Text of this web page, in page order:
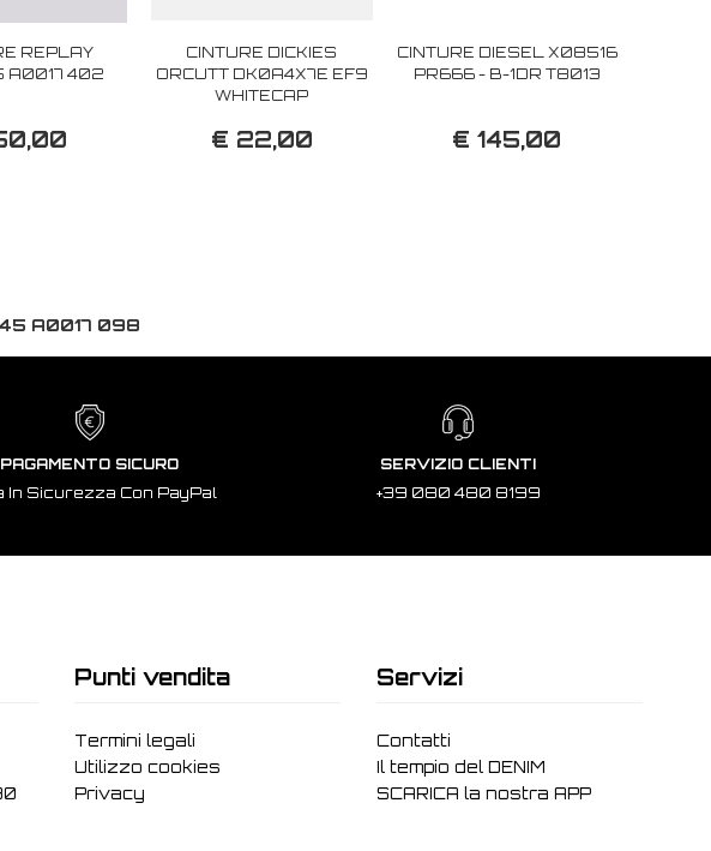
REPLAY
A0017 402
CINTURE DICKIES
ORCUTT DK0A4X7E EF9
WHITECAP
€ 22,00
CINTURE DIESEL X08516
PR666 - B-1DR T8013
€ 145,00
A0017 098
PAGAMENTO SICURO
In Sicurezza Con PayPal
SERVIZIO CLIENTI
+39 080 480 8199
Punti vendita
Termini legali
Utilizzo cookies
Privacy
Servizi
Contatti
Il tempio del DENIM
SCARICA la nostra APP